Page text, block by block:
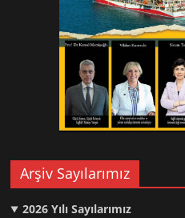
Arşiv Sayılarımız
2026 Yılı Sayılarımız